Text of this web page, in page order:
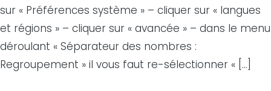
sur « Préférences système » – cliquer sur « langues
et régions » – cliquer sur « avancée » – dans le menu
déroulant « Séparateur des nombres :
Regroupement » il vous faut re-sélectionner « […]